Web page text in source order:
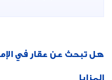
هل تبحث عن عقار في
المزايا